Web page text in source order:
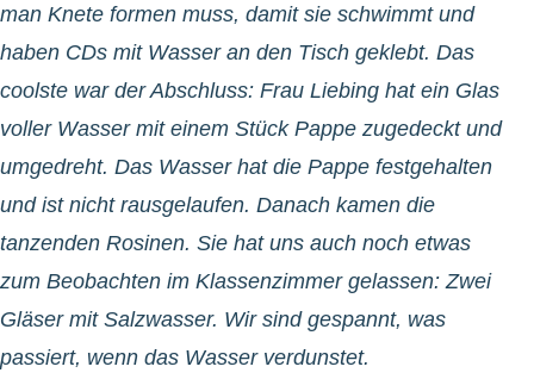
man Knete formen muss, damit sie schwimmt und
haben CDs mit Wasser an den Tisch geklebt. Das
coolste war der Abschluss: Frau Liebing hat ein Glas
voller Wasser mit einem Stück Pappe zugedeckt und
umgedreht. Das Wasser hat die Pappe festgehalten
und ist nicht rausgelaufen. Danach kamen die
tanzenden Rosinen. Sie hat uns auch noch etwas
zum Beobachten im Klassenzimmer gelassen: Zwei
Gläser mit Salzwasser. Wir sind gespannt, was
passiert, wenn das Wasser verdunstet.